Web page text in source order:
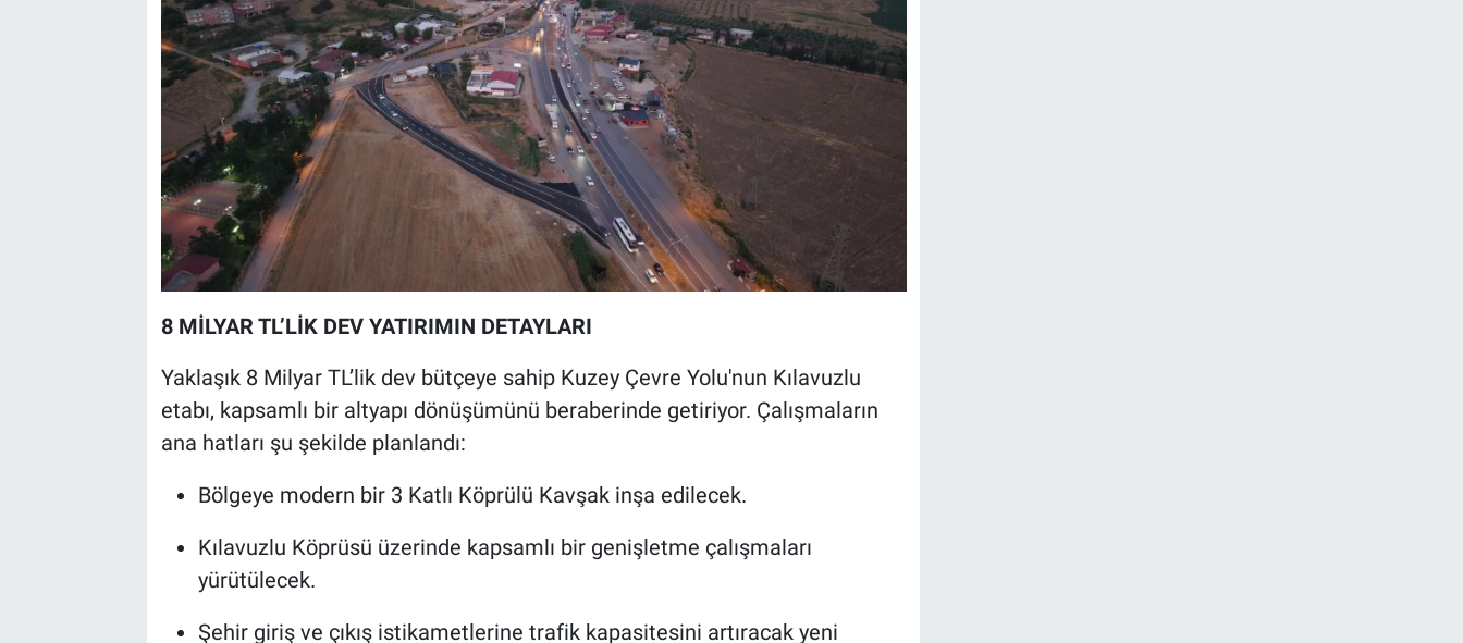
8 MİLYAR TL’LİK DEV YATIRIMIN DETAYLARI
Yaklaşık 8 Milyar TL’lik dev bütçeye sahip Kuzey Çevre Yolu'nun Kılavuzlu
etabı, kapsamlı bir altyapı dönüşümünü beraberinde getiriyor. Çalışmaların
ana hatları şu şekilde planlandı:
Bölgeye modern bir 3 Katlı Köprülü Kavşak inşa edilecek.
Kılavuzlu Köprüsü üzerinde kapsamlı bir genişletme çalışmaları
yürütülecek.
Şehir giriş ve çıkış istikametlerine trafik kapasitesini artıracak yeni